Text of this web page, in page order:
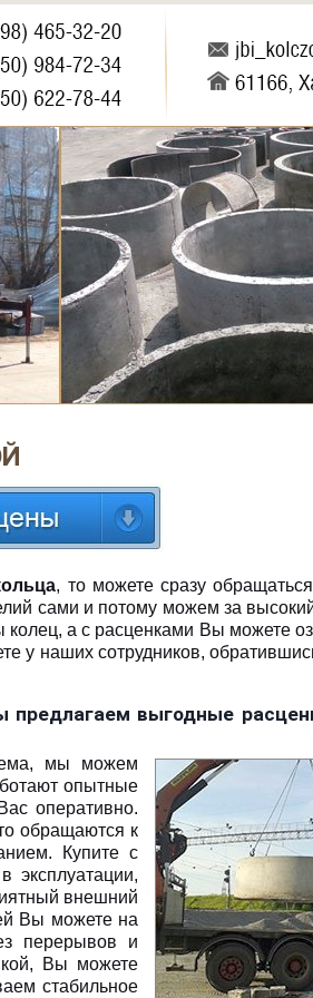
, то можете сразу
сами и потому можем за
а с расценками Вы можете
у наших сотрудников,
выгодные
мы можем
опытные
оперативно.
обращаются к
Купите с
внешний
Вы можете на
перерывов и
Вы можете
стабильное